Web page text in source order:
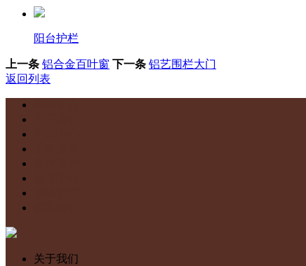
阳台护栏
上一条 铝合金百叶窗 下一条 铝艺围栏大门
返回列表
关于我们